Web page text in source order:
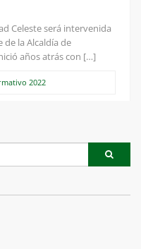
Celeste será intervenida
la Alcaldía de
años atrás con […]
2022